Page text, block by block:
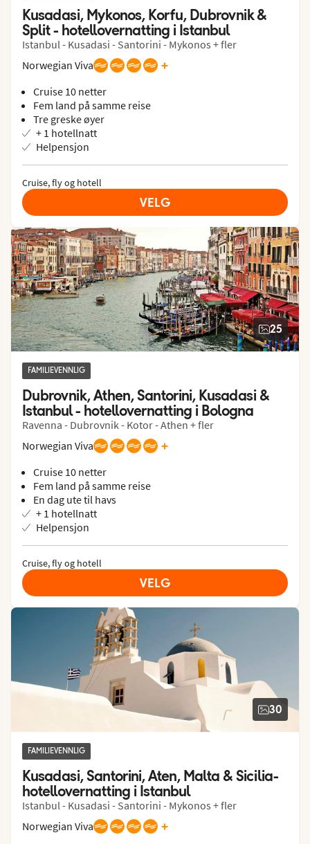
Kusadasi, Mykonos, Korfu, Dubrovnik &
Split - hotellovernatting i Istanbul
Istanbul - Kusadasi - Santorini - Mykonos + fler
Norwegian Viva
+
Cruise 10 netter
Fem land på samme reise
Tre greske øyer
+ 1 hotellnatt
Helpensjon
Cruise, fly og hotell
VELG
25
FAMILIEVENNLIG
Dubrovnik, Athen, Santorini, Kusadasi &
Istanbul - hotellovernatting i Bologna
Ravenna - Dubrovnik - Kotor - Athen + fler
Norwegian Viva
+
Cruise 10 netter
Fem land på samme reise
En dag ute til havs
+ 1 hotellnatt
Helpensjon
Cruise, fly og hotell
VELG
30
FAMILIEVENNLIG
Kusadasi, Santorini, Aten, Malta & Sicilia-
hotellovernatting i Istanbul
Istanbul - Kusadasi - Santorini - Mykonos + fler
Norwegian Viva
+